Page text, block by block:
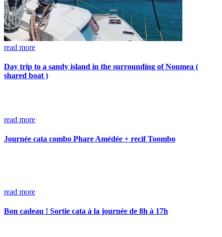
read more
Day trip to a sandy island in the surrounding of Noumea (
shared boat )
read more
Journée cata combo Phare Amédée + recif Toombo
read more
Bon cadeau ! Sortie cata à la journée de 8h à 17h